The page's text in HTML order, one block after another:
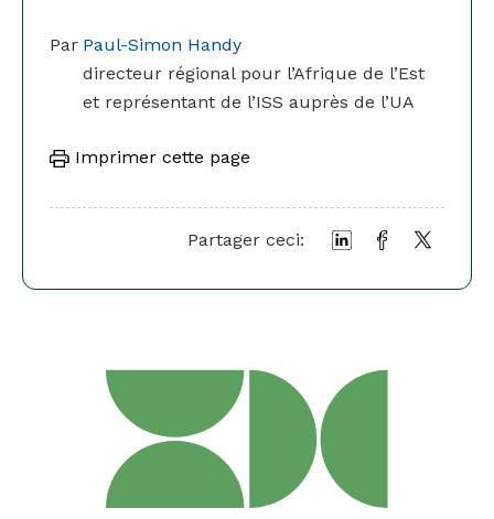
Par Paul-Simon Handy
directeur régional pour l’Afrique de l’Est
et représentant de l’ISS auprès de l’UA
Imprimer cette page
Partager ceci: